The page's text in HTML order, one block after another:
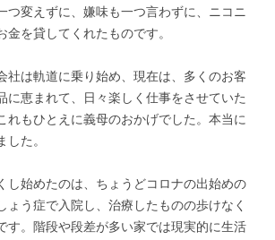
つ変えずに、嫌味も一つ言わずに、ニコニ
金を貸してくれたものです。
は軌道に乗り始め、現在は、多くのお客
に恵まれて、日々楽しく仕事をさせていた
れもひとえに義母のおかげでした。本当に
した。
始めたのは、ちょうどコロナの出始めの
ょう症で入院し、治療したものの歩けなく
す。階段や段差が多い家では現実的に生活